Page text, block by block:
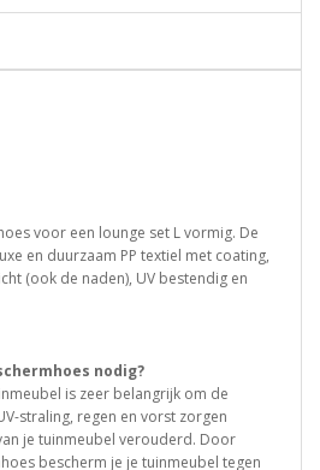
voor een lounge set L vormig. De
en duurzaam PP textiel met coating,
(ook de naden), UV bestendig en
nodig?
is zeer belangrijk om de
straling, regen en vorst zorgen
je tuinmeubel verouderd. Door
bescherm je je tuinmeubel tegen